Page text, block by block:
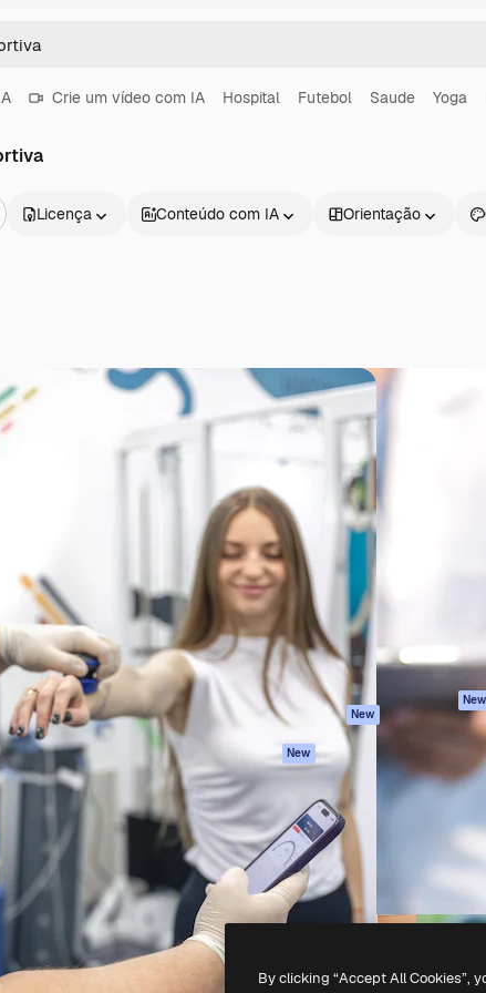
Crie um vídeo com IA Hospital Futebol Saude Yoga
Licença Conteúdo com IA Orientação
criativa para você direcionar
Mais de 1 milhão de
criativos, empresas,
Spaces
Assistente de IA
Gerador de
imagens
Gerador de vídeos
Texto para voz
Conteúdo de stock
MCP para
Claude/ChatGPT
New
Agentes New
API
App móvel
Todas as
ferramentas
Política de
privacidade
Originais New
Política de
confiabilidade
Afiliados
Empresas
2026 Freepik Company S.L.U.Todos os direitos reservados.
By clicking “Accept All Cookies”,